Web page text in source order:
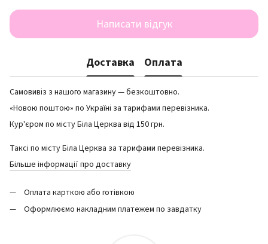
Написати відгук
Доставка Оплата
Самовивіз з нашого магазину — безкоштовно.
«Новою поштою» по Україні за тарифами перевізника.
Кур'єром по місту Біла Церква від 150 грн.
Таксі по місту Біла Церква за тарифами перевізника.
Більше інформації про доставку
Оплата карткою або готівкою
Оформлюємо накладним платежем по завдатку